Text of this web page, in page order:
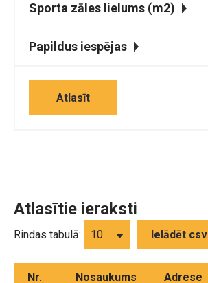
Sporta zāles lielums (m2)
Papildus iespējas
Atlasīt
Atlasītie ieraksti
Rindas tabulā: Ielādēt csv
Nr. Nosaukums Adrese